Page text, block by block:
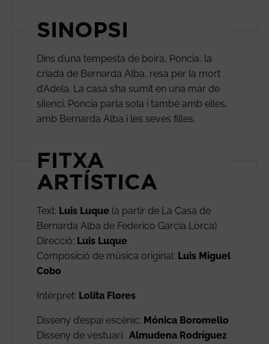
SINOPSI
Dins d’una tempesta de boira, Poncia, la
criada de Bernarda Alba, resa per la mort
d’Adela. La casa s’ha sumit en una mar de
silenci. Poncia parla sola i també amb elles,
amb Bernarda Alba i les seves filles.
FITXA
ARTÍSTICA
Text: Luis Luque (a partir de La Casa de
Bernarda Alba de Federico García Lorca)
Direcció: Luis Luque
Composició de música original: Luis Miguel
Cobo
Intèrpret: Lolita Flores
Disseny d’espai escènic: Mónica Boromello
Disseny de vestuari: Almudena Rodríguez